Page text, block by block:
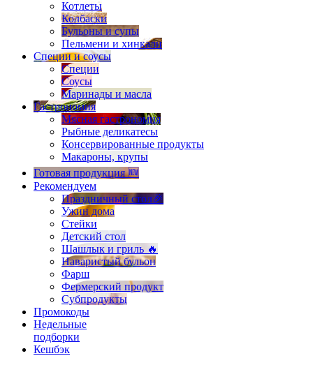
Котлеты
Колбаски
Бульоны и супы
Пельмени и хинкали
Специи и соусы
Специи
Соусы
Маринады и масла
Гастрономия
Мясная гастрономия
Рыбные деликатесы
Консервированные продукты
Макароны, крупы
Готовая продукция 🆕
Рекомендуем
Праздничный стол🎉
Ужин дома
Стейки
Детский стол
Шашлык и гриль 🔥
Наваристый бульон
Фарш
Фермерский продукт
Субпродукты
Промокоды
Недельные
подборки
Кешбэк